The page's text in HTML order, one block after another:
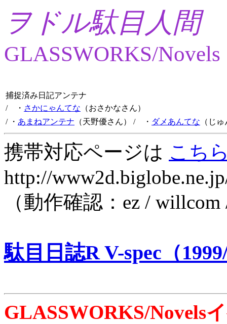
ヲドル駄目人間
GLASSWORKS/Novels
捕捉済み日記アンテナ
/ ・ さかにゃんてな （おさかなさん）
/ ・ あまねアンテナ （天野優さん） / ・ ダメあんてな （じ
携帯対応ページは こち
http://
（動作確認：ez /
駄目日誌R V-spec（
GLASSWORKS/Novels